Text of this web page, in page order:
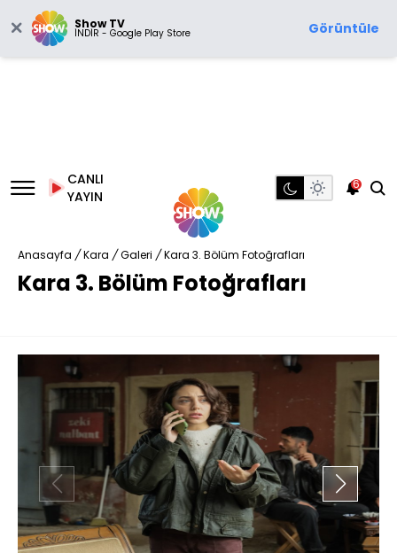
Show TV
İNDİR - Google Play Store Görüntüle
CANLI
YAYIN
6
Anasayfa / Kara / Galeri / Kara 3. Bölüm Fotoğrafları
Kara 3. Bölüm Fotoğrafları